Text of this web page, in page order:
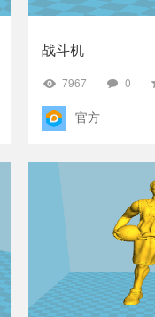
战斗机
7967 0
官方